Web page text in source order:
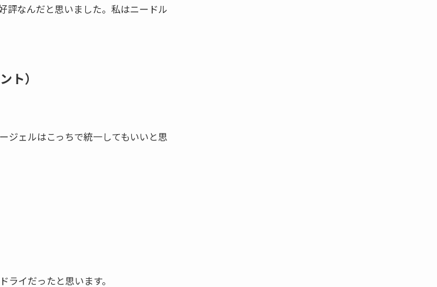
評なんだと思いました。私はニードル
）
ジェルはこっちで統一してもいいと思
イだったと思います。